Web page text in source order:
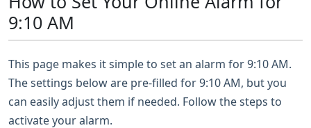
9:10 AM
This page makes it simple to set an alarm for 9:10 AM.
The settings below are pre-filled for 9:10 AM, but you
can easily adjust them if needed. Follow the steps to
activate your alarm.